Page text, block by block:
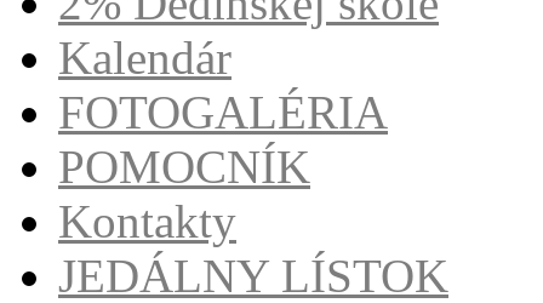
Kalendár
FOTOGALÉRIA
POMOCNÍK
Kontakty
JEDÁLNY LÍSTOK